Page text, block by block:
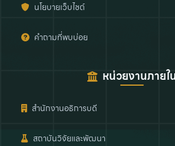
นโยบายเว็บไซต์
คำถามที่พบบ่อย
หน่วยงานภายใ
สำนักงานอธิการบดี
สถาบันวิจัยและพัฒนา